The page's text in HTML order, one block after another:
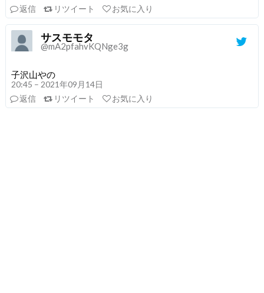
返信
リツイート お気に入り
サスモモタ
@mA2pfahvKQNge3g
子沢山やの
20:45 – 2021年09月14日
返信
リツイート お気に入り